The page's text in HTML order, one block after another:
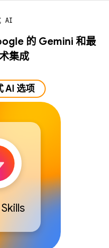
AI
的 Gemini 和最
集成
AI 选项